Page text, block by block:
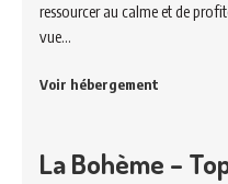
ressourcer au calme et de
vue…
Voir hébergement
La Bohème –